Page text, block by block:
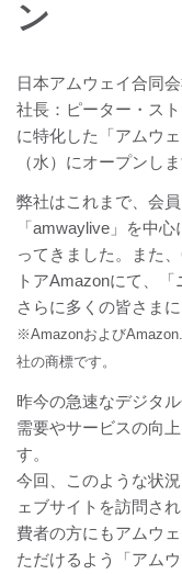
ン
日本アムウェイ合同
社長：ピーター・ス
に特化した「アムウ
（水）にオープンしま
弊社はこれまで、会
「amwaylive」を中
ってきました。また
トアAmazonにて、
さらに多くの皆さま
※Amazonおよび
社の商標です。
昨今の急速なデジタ
需要やサービスの向
す。
今回、このような状
ェブサイトを訪問さ
費者の方にもアムウ
ただけるよう「アム